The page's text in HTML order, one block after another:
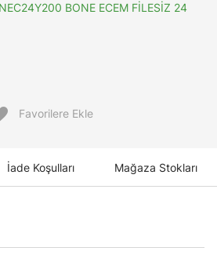
BONE ECEM FİLESİZ 24
Favorilere Ekle
İade Koşulları Mağaza Stokları